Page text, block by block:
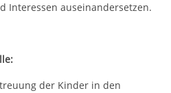
Interessen auseinandersetzen.
der Kinder in den